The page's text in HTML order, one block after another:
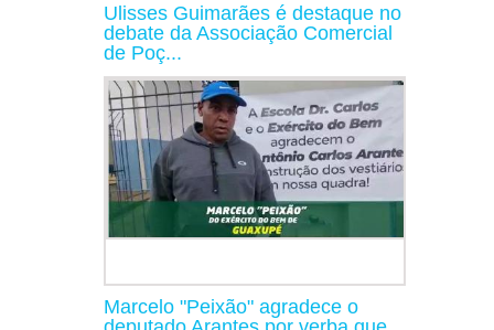
Ulisses Guimarães é destaque no
debate da Associação Comercial
de Poç...
Marcelo "Peixão" agradece o